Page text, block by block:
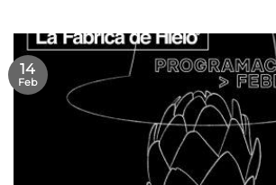
14
Feb